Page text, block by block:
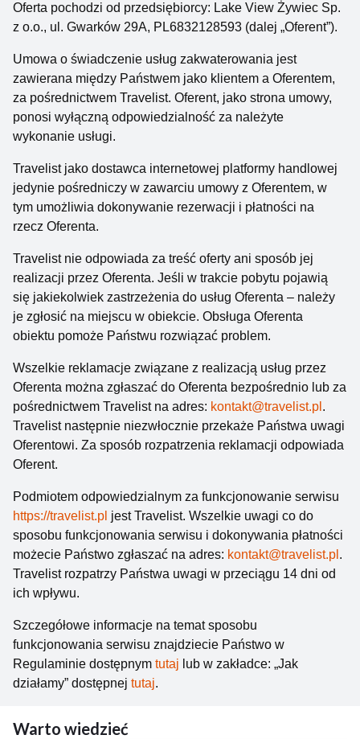
Oferta pochodzi od przedsiębiorcy: Lake View Żywiec Sp.
z o.o., ul. Gwarków 29A, PL6832128593 (dalej „Oferent”).
Umowa o świadczenie usług zakwaterowania jest
zawierana między Państwem jako klientem a Oferentem,
za pośrednictwem Travelist. Oferent, jako strona umowy,
ponosi wyłączną odpowiedzialność za należyte
wykonanie usługi.
Travelist jako dostawca internetowej platformy handlowej
jedynie pośredniczy w zawarciu umowy z Oferentem, w
tym umożliwia dokonywanie rezerwacji i płatności na
rzecz Oferenta.
Travelist nie odpowiada za treść oferty ani sposób jej
realizacji przez Oferenta. Jeśli w trakcie pobytu pojawią
się jakiekolwiek zastrzeżenia do usług Oferenta – należy
je zgłosić na miejscu w obiekcie. Obsługa Oferenta
obiektu pomoże Państwu rozwiązać problem.
Wszelkie reklamacje związane z realizacją usług przez
Oferenta można zgłaszać do Oferenta bezpośrednio lub za
pośrednictwem Travelist na adres: kontakt@travelist.pl .
Travelist następnie niezwłocznie przekaże Państwa uwagi
Oferentowi. Za sposób rozpatrzenia reklamacji odpowiada
Oferent.
Podmiotem odpowiedzialnym za funkcjonowanie serwisu
https://travelist.pl jest Travelist. Wszelkie uwagi co do
sposobu funkcjonowania serwisu i dokonywania płatności
możecie Państwo zgłaszać na adres: kontakt@travelist.pl .
Travelist rozpatrzy Państwa uwagi w przeciągu 14 dni od
ich wpływu.
Szczegółowe informacje na temat sposobu
funkcjonowania serwisu znajdziecie Państwo w
Regulaminie dostępnym tutaj lub w zakładce: „Jak
działamy” dostępnej tutaj.
Warto wiedzieć